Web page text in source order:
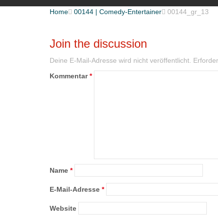
Home 00144 | Comedy-Entertainer 00144_gr_13
Join the discussion
Deine E-Mail-Adresse wird nicht veröffentlicht.
Kommentar*
Name *
E-Mail-Adresse *
Website